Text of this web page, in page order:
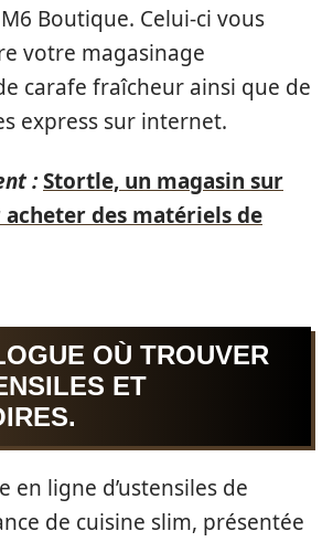
Boutique. Celui-ci vous
votre magasinage
carafe fraîcheur ainsi que de
express sur internet.
:Stortle, un magasin sur
des matériels de
OÙ TROUVER
ET
en ligne d’ustensiles de
de cuisine slim, présentée